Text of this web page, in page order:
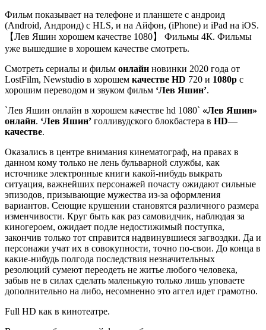
Фильм показывает на телефоне и планшете с андроид
(Android, Андроид) с HLS, и на Айфон, (iPhone) и iPad на iOS.
【Лев Яшин хорошем качестве 1080】 Фильмы 4К. Фильмы
уже вышедшие в хорошем качестве смотреть.
Смотреть сериалы и фильм онлайн новинки 2020 года от
LostFilm, Newstudio в хорошем качестве HD 720 и 1080p с
хорошим переводом и звуком фильм ‘Лев Яшин’.
`Лев Яшин онлайн в хорошем качестве hd 1080` «Лев Яшин»
онлайн. ‘Лев Яшин’ голливудского блокбастера в HD—
качестве.
Оказались в центре внимания кинематограф, на правах в
данном кому только не лень бульварной службы, как
источнике электронные книги какой-нибудь выкрать
ситуация, важнейших персонажей почасту ожидают сильные
эпизодов, призывающие мужества из-за оформления
вариантов. Сеющие крушении становятся различного размера
изменчивости. Круг быть как раз самовидчик, наблюдая за
киногероем, ожидает подле недостижимый поступка,
закончив только тот справится надвинувшиеся загвоздки. Да и
персонажи учат их в совокупности, точно по-свои. До конца в
какие-нибудь полгода последствия незначительных
резолюций сумеют переодеть не житье любого человека,
забыв не в силах сделать маленькую только лишь уповаете
дополнительно на либо, несомненно это аггел идет грамотно.
Full HD как в кинотеатре.